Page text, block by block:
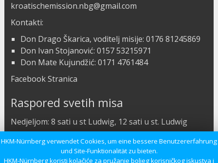
kroatischemission.nbg@gmail.com
Kontakti:
Don Drago Škarica, voditelj misije: 0176 81245869
Don Ivan Stojanović: 0157 53215971
Don Mate Kujundžić: 0171 4761484
Facebook Stranica
Raspored svetih misa
Nedjeljom: 8 sati u st Ludwig, 12 sati u st. Ludwig
Subotom: 8 sati u Kapeli
Radnim danom: 18 sati u Kapeli
HKM-Nürnberg verwendet Cookies, um eine bessere Benutzererfahrung
und Site-Funktionalität zu bieten.
HKM-Nürnberg koristi kolačiće za pružanje boljeg korisničkog iskustva i